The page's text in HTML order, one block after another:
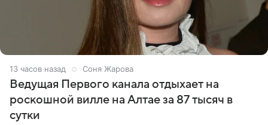
13 часов назад Соня Жарова
Ведущая Первого канала отдыхает на
роскошной вилле на Алтае за 87 тысяч в
сутки